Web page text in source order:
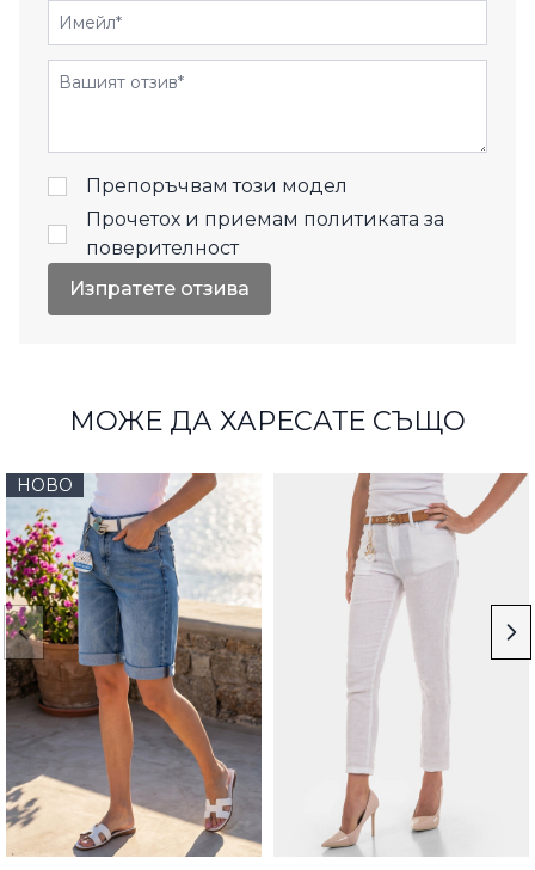
Имейл
Отзиви
Препоръчвам този модел
Прочетох и приемам политиката за
поверителност
Изпратете отзива
МОЖЕ ДА ХАРЕСАТЕ СЪЩО
НОВО